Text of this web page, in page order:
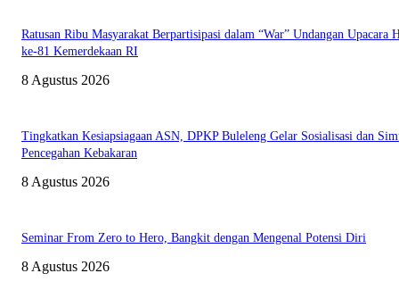
Ratusan Ribu Masyarakat Berpartisipasi dalam “War” Undangan Upacara
ke-81 Kemerdekaan RI
8 Agustus 2026
Tingkatkan Kesiapsiagaan ASN, DPKP Buleleng Gelar Sosialisasi dan
Pencegahan Kebakaran
8 Agustus 2026
Seminar From Zero to Hero, Bangkit dengan Mengenal Potensi Diri
8 Agustus 2026